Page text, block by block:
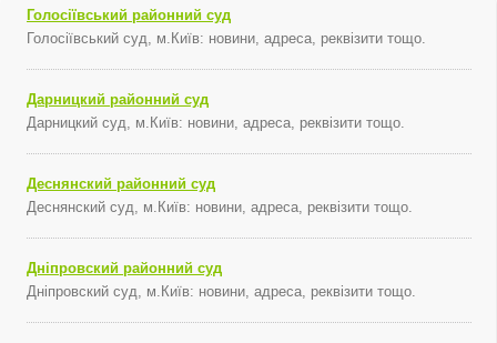
Голосіївський районний суд
Голосіївський суд, м.Київ: новини, адреса, реквізити тощо.
Дарницкий районний суд
Дарницкий суд, м.Київ: новини, адреса, реквізити тощо.
Деснянский районний суд
Деснянский суд, м.Київ: новини, адреса, реквізити тощо.
Дніпровский районний суд
Дніпровский суд, м.Київ: новини, адреса, реквізити тощо.